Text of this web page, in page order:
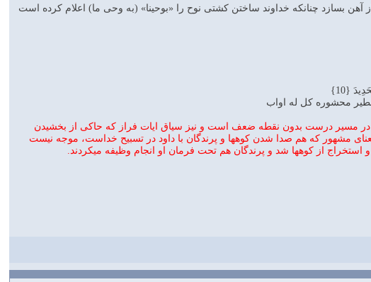
بسازد چنانکه خداوند ساختن کشتی نوح را «بوحینا» (به وحی ما) اعلام کرده است
{10}
در مسیر درست بدون نقطه ضعف است و نیز سیاق ایات فراز که حاکی از بخشیدن
معنای مشهور که هم صدا شدن کوهها و پرندگان با داود در تسبیح خداست، موجه نیست
از کوهها شد و پرندگان هم تحت فرمان او انجام وظیفه میکردند.